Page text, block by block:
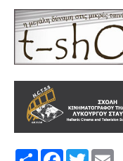
Share FacebookTwitter